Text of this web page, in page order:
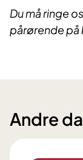
Du må ringe
pårørende på
Andre